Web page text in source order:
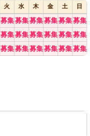
火 水 木 金 土
日
募集募集募集募集募集募集
募集募集募集募集募集募集
募集募集募集募集募集募集